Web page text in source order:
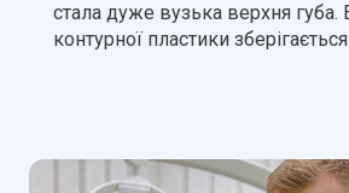
стала дуже вузька верхня губа.
контурної пластики